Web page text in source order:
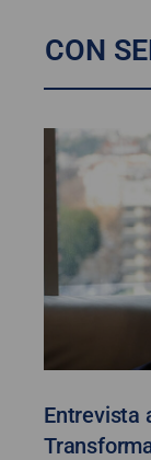
CON
Entrevista